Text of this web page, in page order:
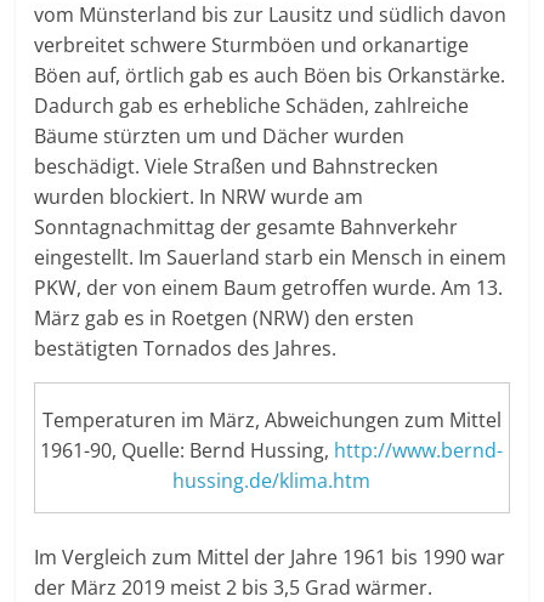
vom Münsterland bis zur Lausitz und südlich davon
verbreitet schwere Sturmböen und orkanartige
Böen auf, örtlich gab es auch Böen bis Orkanstärke.
Dadurch gab es erhebliche Schäden, zahlreiche
Bäume stürzten um und Dächer wurden
beschädigt. Viele Straßen und Bahnstrecken
wurden blockiert. In NRW wurde am
Sonntagnachmittag der gesamte Bahnverkehr
eingestellt. Im Sauerland starb ein Mensch in einem
PKW, der von einem Baum getroffen wurde. Am 13.
März gab es in Roetgen (NRW) den ersten
bestätigten Tornados des Jahres.
Temperaturen im März, Abweichungen zum Mittel
1961-90, Quelle: Bernd Hussing, http://www.bernd-
hussing.de/klima.htm
Im Vergleich zum Mittel der Jahre 1961 bis 1990 war
der März 2019 meist 2 bis 3,5 Grad wärmer.